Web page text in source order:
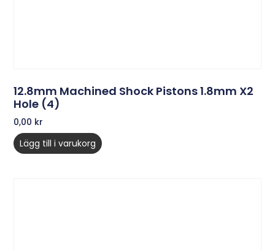
12.8mm Machined Shock Pistons 1.8mm X2
Hole (4)
0,00 kr
Lägg till i varukorg